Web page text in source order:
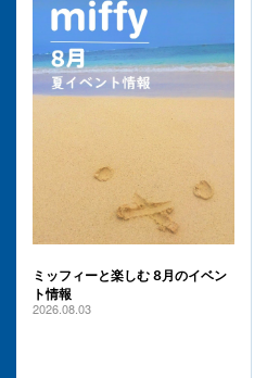
ミッフィーと楽しむ 8月のイベン
ト情報
2026.08.03